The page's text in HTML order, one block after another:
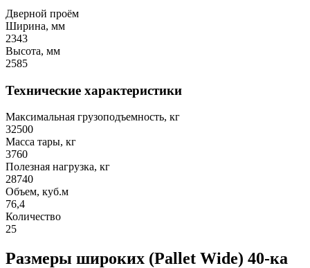
Дверной проём
Ширина, мм
2343
Высота, мм
2585
Технические характеристики
Максимальная грузоподъемность, кг
32500
Масса тары, кг
3760
Полезная нагрузка, кг
28740
Объем, куб.м
76,4
Количество
25
Размеры широких (Pallet Wide) 40-ка